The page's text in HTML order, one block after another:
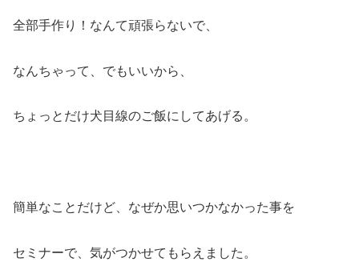
全部手作り！なんて頑張らないで、
なんちゃって、でもいいから、
ちょっとだけ犬目線のご飯にしてあげる。
簡単なことだけど、なぜか思いつかなかった事を
セミナーで、気がつかせてもらえました。